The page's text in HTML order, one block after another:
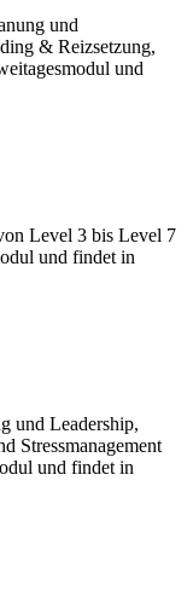
und
& Reizsetzung,
und
Level 3 bis Level 7
und findet in
und Leadership,
Stressmanagement
und findet in